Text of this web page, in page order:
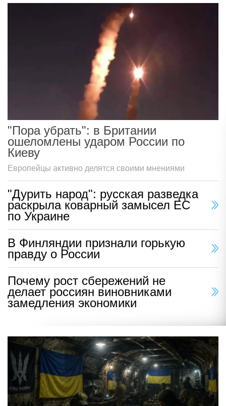
"Пора убрать": в Британии
ошеломлены ударом России по
Киеву
Европейцы активно делятся своими мнениями
"Дурить народ": русская разведка
раскрыла коварный замысел ЕС
по Украине
В Финляндии признали горькую
правду о России
Почему рост сбережений не
делает россиян виновниками
замедления экономики